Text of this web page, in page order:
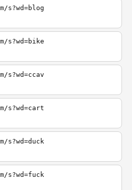
s?wd=blog
s?wd=bike
s?wd=ccav
s?wd=cart
s?wd=duck
s?wd=fuck